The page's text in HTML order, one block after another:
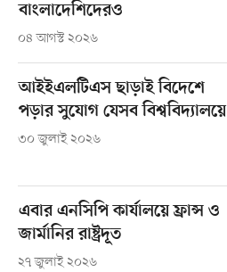
বাংলাদেশিদেরও
০৪ আগস্ট ২০২৬
আইইএলটিএস ছাড়াই বিদেশে
পড়ার সুযোগ যেসব বিশ্ববিদ্যালয়ে
৩০ জুলাই ২০২৬
এবার এনসিপি কার্যালয়ে ফ্রান্স ও
জার্মানির রাষ্ট্রদূত
২৭ জুলাই ২০২৬